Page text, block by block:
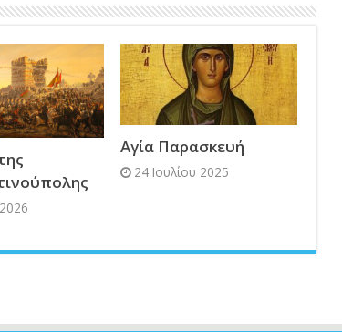
Αγία Παρασκευή
24 Ιουλίου 2025